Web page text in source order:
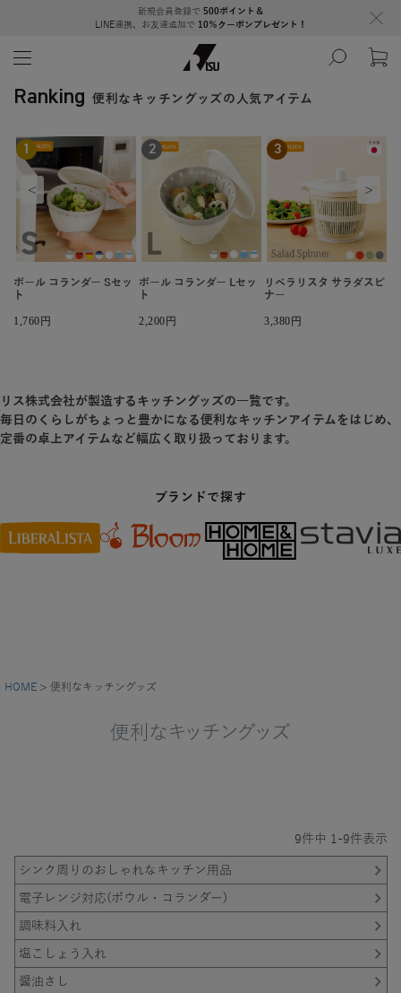
Ranking 便利なキッチングッズの人気アイテム
<
1
ボール コランダー Sセッ
ト
1,760円
2
ボール コランダー Lセッ
ト
2,200円
3
リベラリスタ サラダスピ
ナー
3,380円
>
リス株式会社が製造するキッチングッズの一覧です。
毎日のくらしがちょっと豊かになる便利なキッチンアイテムをはじめ、
定番の卓上アイテムなど幅広く取り扱っております。
ブランドで探す
新規会員登録で 500ポイント＆
LINE連携、お友達追加で 10％クーポンプレゼント！
HOME 便利なキッチングッズ
便利なキッチングッズ
9件中 1-9件表示
シンク周りのおしゃれなキッチン用品
電子レンジ対応(ボウル・コランダー)
調味料入れ
塩こしょう入れ
醤油さし